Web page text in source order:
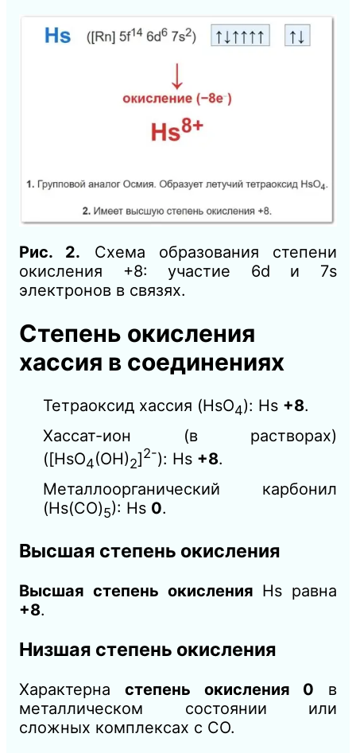
Рис. 2. Схема образования степени
окисления +8: участие 6d и 7s
электронов в связях.
Степень окисления
хассия в соединениях
Тетраоксид хассия (HsO4): Hs +8.
Хассат-ион (в растворах)
([HsO4(OH)2]2-): Hs +8.
Металлоорганический карбонил
(Hs(CO)5): Hs 0.
Высшая степень окисления
Высшая степень окисления Hs равна
+8.
Низшая степень окисления
Характерна степень окисления 0 в
металлическом состоянии или
сложных комплексах с CO.